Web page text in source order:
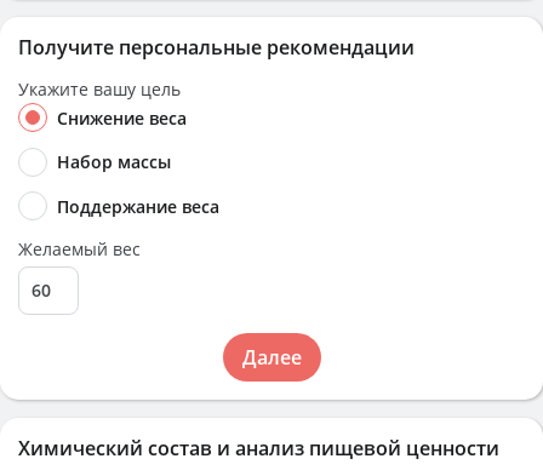
Химический состав и анализ пищевой ценности
Получите персональные рекомендации
Укажите вашу цель
Снижение веса
Набор массы
Поддержание веса
Желаемый вес
Далее